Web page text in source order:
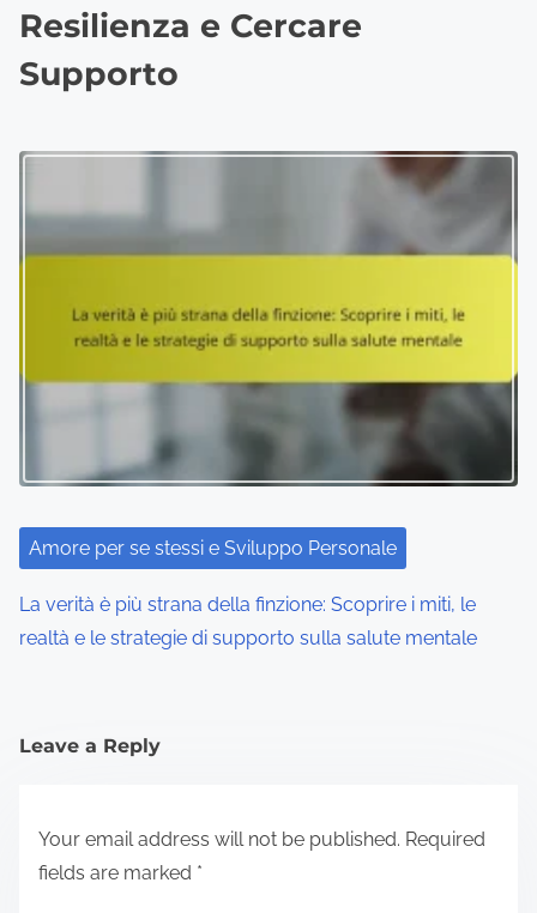
Resilienza e Cercare
Supporto
Amore per se stessi e Sviluppo Personale
La verità è più strana della finzione: Scoprire i miti, le
realtà e le strategie di supporto sulla salute mentale
Leave a Reply
Your email address will not be published. Required
fields are marked *